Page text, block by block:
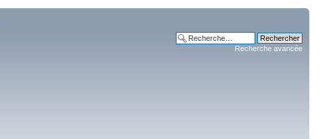
Recherche avancée